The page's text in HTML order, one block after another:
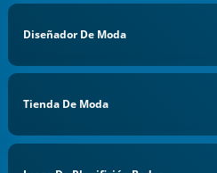
Diseñador De Moda
Tienda De Moda